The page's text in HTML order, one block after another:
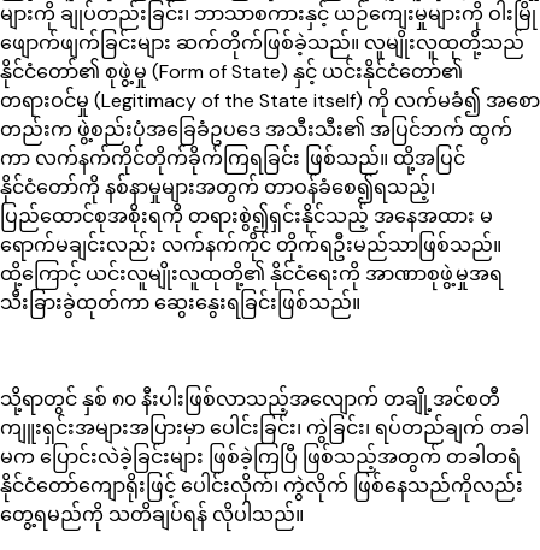
များကို ချုပ်တည်းခြင်း၊ ဘာသာစကားနှင့် ယဉ်ကျေးမှုများကို ဝါးမြို
ဖျောက်ဖျက်ခြင်းများ ဆက်တိုက်ဖြစ်ခဲ့သည်။ လူမျိုးလူထုတို့သည်
နိုင်ငံတော်၏ စုဖွဲ့မှု (Form of State) နှင့် ယင်းနိုင်ငံတော်၏
တရားဝင်မှု (Legitimacy of the State itself) ကို လက်မခံ၍ အစော
တည်းက ဖွဲ့စည်းပုံအခြေခံဥပဒေ အသီးသီး၏ အပြင်ဘက် ထွက်
ကာ လက်နက်ကိုင်တိုက်ခိုက်ကြရခြင်း ဖြစ်သည်။ ထို့အပြင်
နိုင်ငံတော်ကို နစ်နာမှုများအတွက် တာဝန်ခံစေ၍ရသည့်၊
ပြည်ထောင်စုအစိုးရကို တရားစွဲ၍ရှင်းနိုင်သည့် အနေအထား မ
ရောက်မချင်းလည်း လက်နက်ကိုင် တိုက်ရဦးမည်သာဖြစ်သည်။
ထို့ကြောင့် ယင်းလူမျိုးလူထုတို့၏ နိုင်ငံရေးကို အာဏာစုဖွဲ့မှုအရ
သီးခြားခွဲထုတ်ကာ ဆွေးနွေးရခြင်းဖြစ်သည်။
သို့ရာတွင် နှစ် ၈၀ နီးပါးဖြစ်လာသည့်အလျောက် တချို့အင်စတီ
ကျူးရှင်းအများအပြားမှာ ပေါင်းခြင်း၊ ကွဲခြင်း၊ ရပ်တည်ချက် တခါ
မက ပြောင်းလဲခဲ့ခြင်းများ ဖြစ်ခဲ့ကြပြီ ဖြစ်သည့်အတွက် တခါတရံ
နိုင်ငံတော်ကျောရိုးဖြင့် ပေါင်းလိုက်၊ ကွဲလိုက် ဖြစ်နေသည်ကိုလည်း
တွေ့ရမည်ကို သတိချပ်ရန် လိုပါသည်။